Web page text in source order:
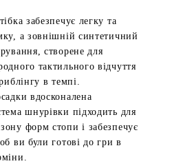
забезпечує легку та
а зовнішній синтетичний
створене для
тактильного відчуття
в темпі.
вдосконалена
шнурівки підходить для
форм стопи і забезпечує
ви були готові до гри в